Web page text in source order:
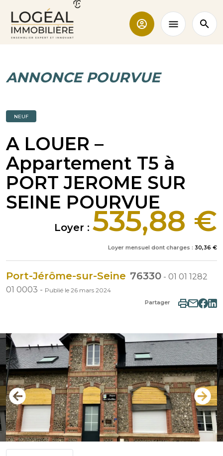
ANNONCE POURVUE
NEUF
A LOUER –
Appartement T5 à
PORT JEROME SUR
SEINE POURVUE
Loyer : 535,88 €
Loyer mensuel dont charges : 30,36 €
Port-Jérôme-sur-Seine 76330 - 01 01 1282
01 0003 - Publié le 26 mars 2024
Partager